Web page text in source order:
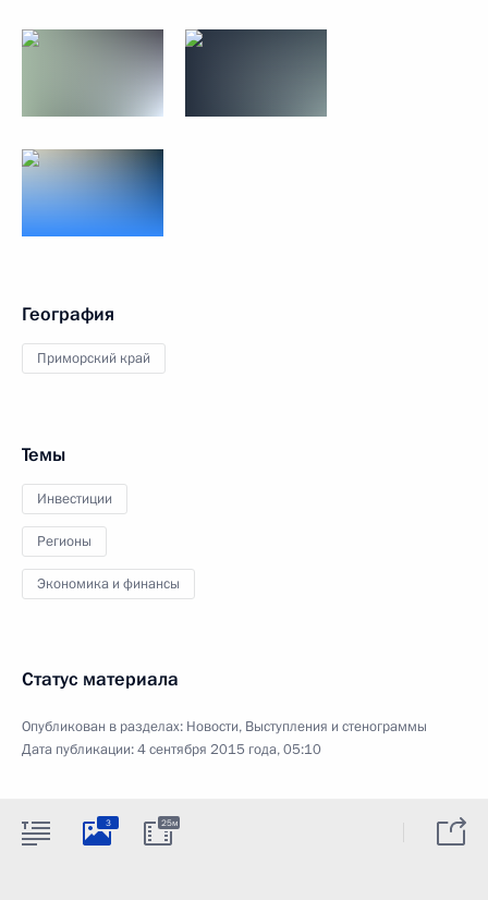
География
Приморский край
Темы
Инвестиции
Регионы
Экономика и финансы
Статус материала
Опубликован в разделах: Новости, Выступления и стенограммы
Дата публикации:4 сентября 2015 года, 05:10
3 25м